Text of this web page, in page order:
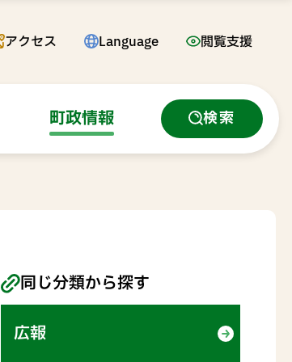
アクセス Language 閲覧支援
町政情報 検索
同じ分類から探す
広報